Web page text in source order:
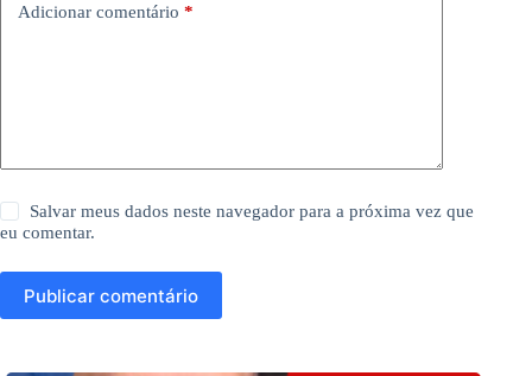
Adicionar comentário *
Salvar meus dados neste navegador para a próxima vez que
eu comentar.
Publicar comentário